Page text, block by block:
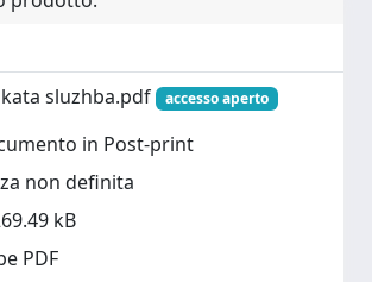
sluzhba.pdf
accesso aperto
in Post-print
non definita
kB
PDF